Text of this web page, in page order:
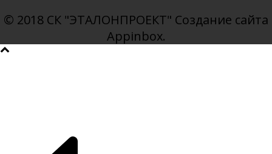
© 2018 СК "ЭТАЛОНПРОЕКТ" Создание сайта
Appinbox.